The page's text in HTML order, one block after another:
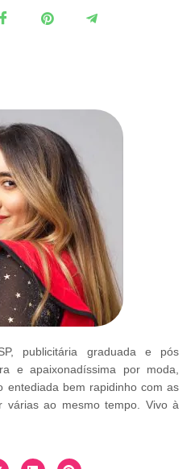
publicitária graduada e pós
e apaixonadíssima por moda,
entediada bem rapidinho com as
várias ao mesmo tempo. Vivo à